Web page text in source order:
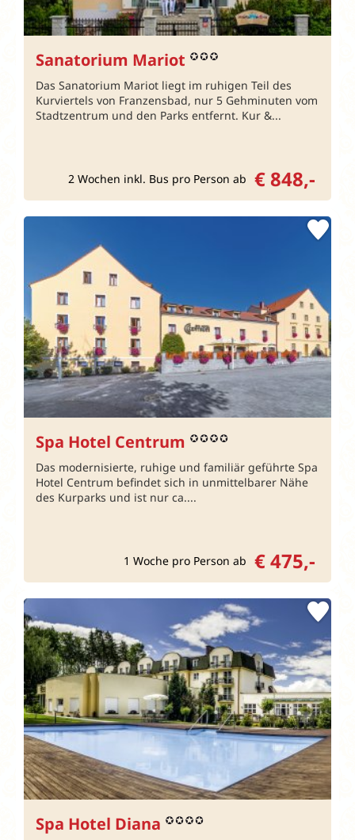
Sanatorium Mariot
Das Sanatorium Mariot liegt im ruhigen Teil des
Kurviertels von Franzensbad, nur 5 Gehminuten vom
Stadtzentrum und den Parks entfernt. Kur &...
2 Wochen inkl. Bus pro Person ab € 848,-
Spa Hotel Centrum
Das modernisierte, ruhige und familiär geführte Spa
Hotel Centrum befindet sich in unmittelbarer Nähe
des Kurparks und ist nur ca....
1 Woche pro Person ab € 475,-
Spa Hotel Diana